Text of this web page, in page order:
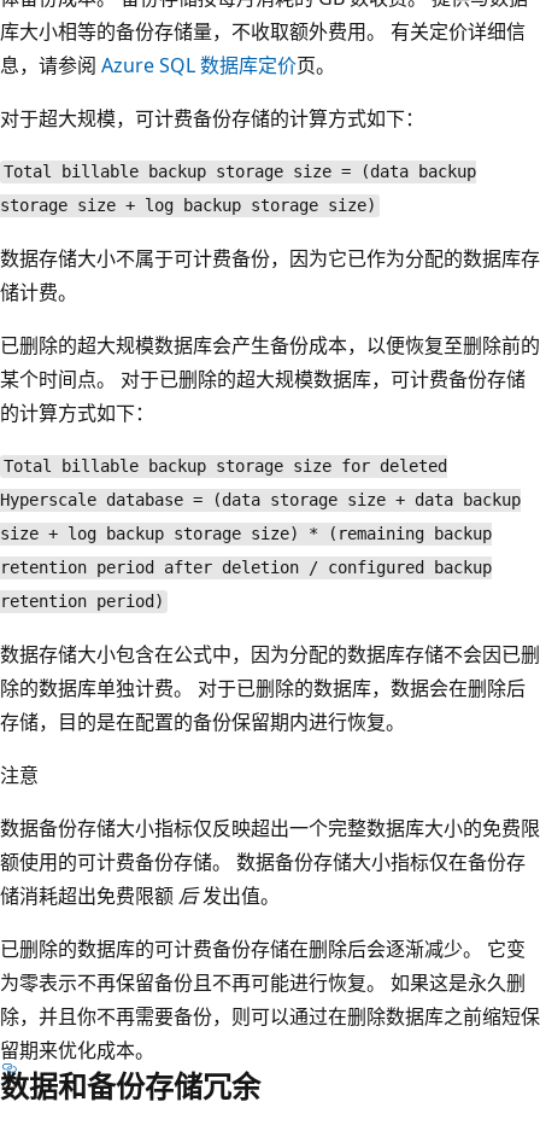
库大小相等的备份存储量，不收取额外费用。 有关定价详细信
息，请参阅 Azure SQL 数据库定价页。
对于超大规模，可计费备份存储的计算方式如下：
Total billable backup storage size = (data backup
storage size + log backup storage size)
数据存储大小不属于可计费备份，因为它已作为分配的数据库存
储计费。
已删除的超大规模数据库会产生备份成本，以便恢复至删除前的
某个时间点。 对于已删除的超大规模数据库，可计费备份存储
的计算方式如下：
Total billable backup storage size for deleted
Hyperscale database = (data storage size + data backup
size + log backup storage size) * (remaining backup
retention period after deletion / configured backup
retention period)
数据存储大小包含在公式中，因为分配的数据库存储不会因已删
除的数据库单独计费。 对于已删除的数据库，数据会在删除后
存储，目的是在配置的备份保留期内进行恢复。
注意
数据备份存储大小指标仅反映超出一个完整数据库大小的免费限
额使用的可计费备份存储。 数据备份存储大小指标仅在备份存
储消耗超出免费限额 后发出值。
已删除的数据库的可计费备份存储在删除后会逐渐减少。 它变
为零表示不再保留备份且不再可能进行恢复。 如果这是永久删
除，并且你不再需要备份，则可以通过在删除数据库之前缩短保
留期来优化成本。
数据和备份存储冗余